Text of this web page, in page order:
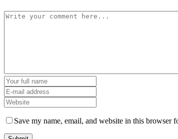
Save my name, email, and website in this browser